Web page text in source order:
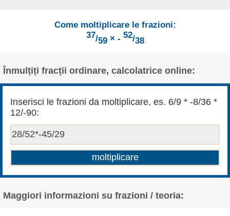
Come moltiplicare le frazioni:
37/59× - 52/38
Înmulțiți fracții ordinare, calcolatrice online:
Inserisci le frazioni da moltiplicare, es. 6/9 * -8/36 *
12/-90:
Maggiori informazioni su frazioni / teoria: